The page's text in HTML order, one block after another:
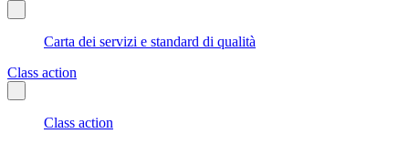
Carta dei servizi e standard di qualità
Class action
Class action